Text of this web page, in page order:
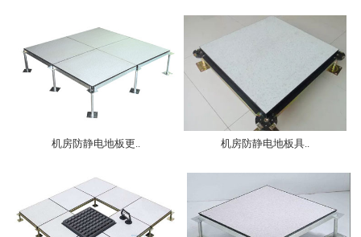
机房防静电地板更.. 机房防静电地板具..